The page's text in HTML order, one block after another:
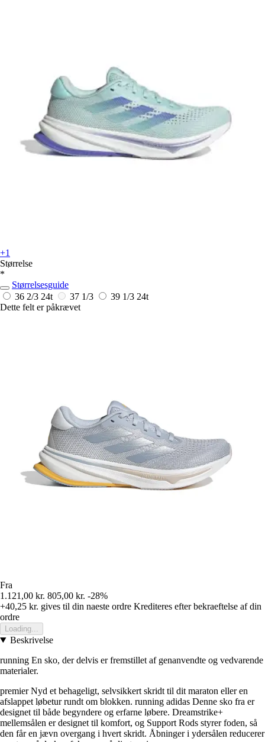
+1
Størrelse
*
Størrelsesguide
36 2/3 24t 37 1/3 39 1/3 24t
Dette felt er påkrævet
Fra
1.121,00 kr. 805,00 kr. -28%
+40,25 kr. gives til din naeste ordre Krediteres efter bekraeftelse af din
ordre
Loading...
Beskrivelse
running En sko, der delvis er fremstillet af genanvendte og vedvarende
materialer.
premier Nyd et behageligt, selvsikkert skridt til dit maraton eller en
afslappet løbetur rundt om blokken. running adidas Denne sko fra er
designet til både begyndere og erfarne løbere. Dreamstrike+
mellemsålen er designet til komfort, og Support Rods styrer foden, så
den får en jævn overgang i hvert skridt. Åbninger i ydersålen reducerer